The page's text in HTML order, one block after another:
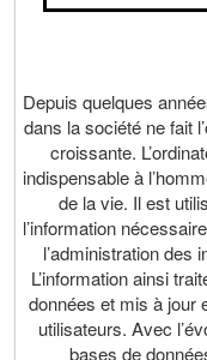
Depuis quelques
dans la société ne fait
croissante.
indispensable à
de la vie. Il est
l’information
l’administration des
L’information ainsi
données et mis à jour
utilisateurs. Avec
bases de